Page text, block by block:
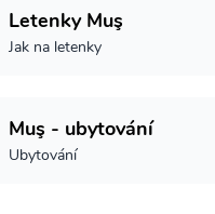
Letenky Muş
Jak na letenky
Muş - ubytování
Ubytování